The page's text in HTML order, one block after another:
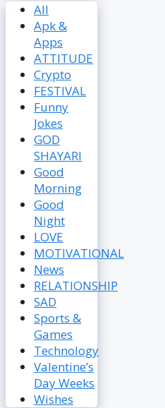
All
Apk &
Apps
ATTITUDE
Crypto
FESTIVAL
Funny
Jokes
GOD
SHAYARI
Good
Morning
Good
Night
LOVE
MOTIVATIONAL
News
RELATIONSHIP
SAD
Sports &
Games
Technology
Valentine’s
Day Weeks
Wishes